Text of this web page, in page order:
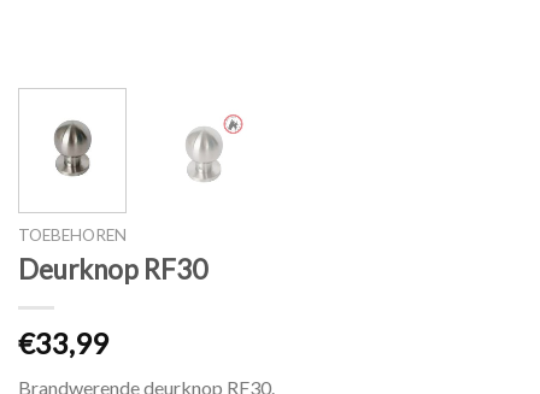
TOEBEHOREN
Deurknop RF30
€33,99
Brandwerende deurknop RF30.